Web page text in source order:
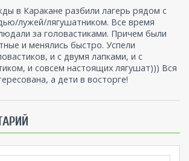
в Каракане разбили лагерь рядом с
лужей/лягушатником. Все время
за головастиками. Причем были
и менялись быстро. Успели
и с двумя лапками, и с
и совсем настоящих лягушат))) Вся
а дети в восторге!